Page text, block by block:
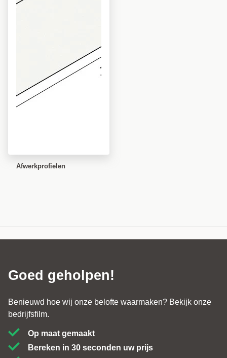
Afwerkprofielen
Goed geholpen!
Benieuwd hoe wij onze belofte waarmaken? Bekijk onze
bedrijfsfilm.
Op maat gemaakt
Bereken in 30 seconden uw prijs